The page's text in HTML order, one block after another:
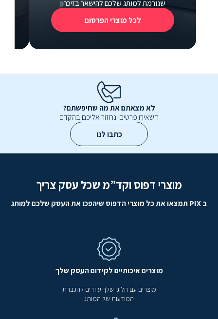
שגורמת למותג שלכם להישאר בזיכרון
לכל מוצרי הפרסום
לא מצאתם את מה שחיפשתם?
השאירו פרטים ונחזור אליכם בהקדם
כתבו לנו
מוצרי דפוס וקד”מ שכל עסק צריך
ב PIX תמצאו את כל מוצרי הדפוס שיהפכו את העסק שלכם למותג
מוצרים איכותיים לקידום העסק שלך
מוצרים עם הלוגו שלך עוזרים להגברת
המודעות של המותג